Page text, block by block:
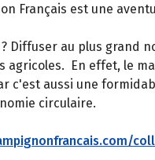
Français est une
Diffuser au plus grand
agricoles. En effet, le
c'est aussi une
circulaire.